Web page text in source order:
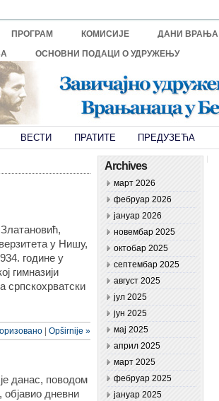
ПРОГРАМ КОМИСИЈЕ ДАНИ ВРАЊА
ОСНОВНИ ПОДАЦИ О УДРУЖЕЊУ
ВЕСТИ ПРАТИТЕ ПРЕДУЗЕЋА
у Нишу,
године у
гимназији
Opširnije »
данас, поводом
дневни
Archives
март 2026
фебруар 2026
јануар 2026
новембар 2025
октобар 2025
септембар 2025
август 2025
јул 2025
јун 2025
мај 2025
април 2025
март 2025
фебруар 2025
јануар 2025